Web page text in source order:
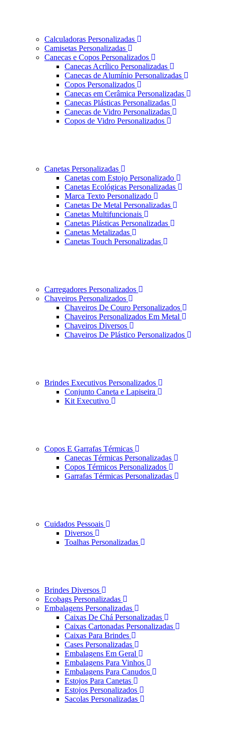
Calculadoras Personalizadas
Camisetas Personalizadas
Canecas e Copos Personalizados
Canecas Acrílico Personalizadas
Canecas de Alumínio Personalizadas
Copos Personalizados
Canecas em Cerâmica Personalizadas
Canecas Plásticas Personalizadas
Canecas de Vidro Personalizadas
Copos de Vidro Personalizados
Canetas Personalizadas
Canetas com Estojo Personalizado
Canetas Ecológicas Personalizadas
Marca Texto Personalizado
Canetas De Metal Personalizadas
Canetas Multifuncionais
Canetas Plásticas Personalizadas
Canetas Metalizadas
Canetas Touch Personalizadas
Carregadores Personalizados
Chaveiros Personalizados
Chaveiros De Couro Personalizados
Chaveiros Personalizados Em Metal
Chaveiros Diversos
Chaveiros De Plástico Personalizados
Brindes Executivos Personalizados
Conjunto Caneta e Lapiseira
Kit Executivo
Copos E Garrafas Térmicas
Canecas Térmicas Personalizadas
Copos Térmicos Personalizados
Garrafas Térmicas Personalizadas
Cuidados Pessoais
Diversos
Toalhas Personalizadas
Brindes Diversos
Ecobags Personalizadas
Embalagens Personalizadas
Caixas De Chá Personalizadas
Caixas Cartonadas Personalizadas
Caixas Para Brindes
Cases Personalizadas
Embalagens Em Geral
Embalagens Para Vinhos
Embalagens Para Canudos
Estojos Para Canetas
Estojos Personalizados
Sacolas Personalizadas